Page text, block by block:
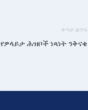
ቀጣይ ልጥፍ
የዎላይታ ሕዝቦች ነጻነት ንቅናቄ